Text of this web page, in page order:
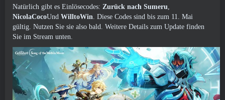
Natürlich gibt es Einlösecodes: Zurück nach Sumeru,
NicolaCocoUnd WilltoWin. Diese Codes sind bis zum 11. Mai
gültig. Nutzen Sie sie also bald. Weitere Details zum Update finden
Sie im Stream unten.